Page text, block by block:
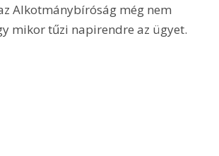
Alkotmánybíróság még nem
mikor tűzi napirendre az ügyet.